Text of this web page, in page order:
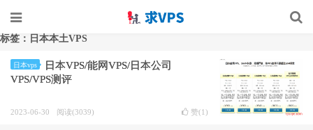
标签：日本本土VPS
日本vps
日本VPS/能网VPS/日本公司
VPS/VPS测评
2023-06-30 阅读(3039) 赞(1 )